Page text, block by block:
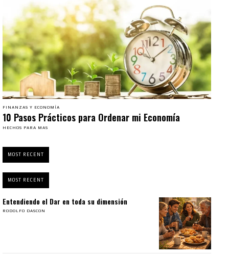
FINANZAS Y ECONOMÍA
10 Pasos Prácticos para Ordenar mi Economía
HECHOS PARA MAS
MOST RECENT
MOST RECENT
Entendiendo el Dar en toda su dimensión
RODOLFO DASCON